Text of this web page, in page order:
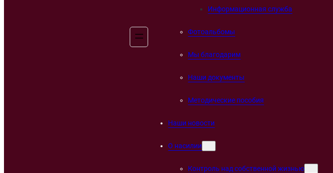
Информационная служба
Фотоальбомы
Мы благодарим
Наши документы
Методические пособия
Наши новости
О насилии
Контроль над собственной жизнью